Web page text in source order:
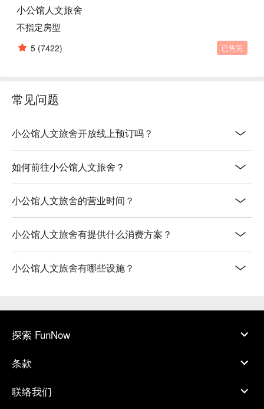
小公馆人文旅舍
不指定房型
5 (7422) 已售完
常见问题
小公馆人文旅舍开放线上预订吗？
如何前往小公馆人文旅舍？
小公馆人文旅舍的营业时间？
小公馆人文旅舍有提供什么消费方案？
小公馆人文旅舍有哪些设施？
探索 FunNow
条款
联络我们